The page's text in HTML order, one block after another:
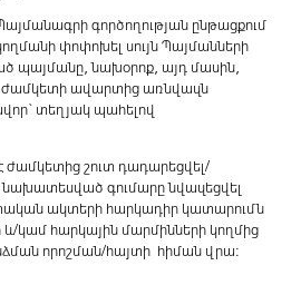
գործողության ընթացքում
փոփոխել սույն Պայմանների
պայմանը, նախօրոք, այդ մասին,
ավարտից առնվազն
տեղյակ պահելով
ժամկետից շուտ դադարեցվել/
գումարը նվազեցվել
ակտերի հարկադիր կատարումն
կամ հարկային մարմինների կողմից
որոշման/հայտի հիման վրա: